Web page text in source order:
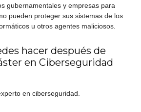
gubernamentales y empresas para
pueden proteger sus sistemas de los
u otros agentes maliciosos.
hacer después de
en Ciberseguridad
en ciberseguridad.